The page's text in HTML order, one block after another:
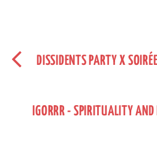
DISSIDENTS PARTY X
IGORRR - SPIRITUALITY